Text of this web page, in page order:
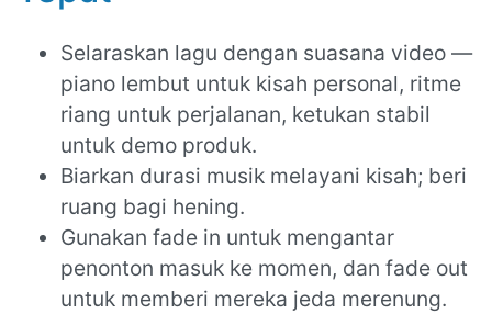
Selaraskan lagu dengan suasana video —
piano lembut untuk kisah personal, ritme
riang untuk perjalanan, ketukan stabil
untuk demo produk.
Biarkan durasi musik melayani kisah; beri
ruang bagi hening.
Gunakan fade in untuk mengantar
penonton masuk ke momen, dan fade out
untuk memberi mereka jeda merenung.